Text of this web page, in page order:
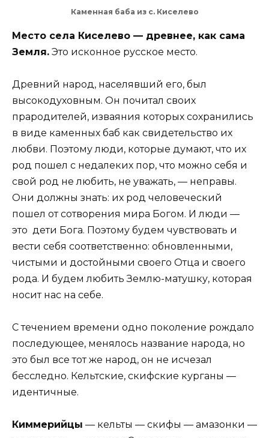
Каменная баба из с. Киселево
Место села Киселево — древнее, как сама
Земля. Это исконное русское место.
Древний народ, населявший его, был
высокодуховным. Он почитал своих
прародителей, изваяния которых сохранились
в виде каменных баб как свидетельство их
любви. Поэтому люди, которые думают, что их
род пошел с недалеких пор, что можно себя и
свой род не любить, не уважать, — неправы.
Они должны знать: их род человеческий
пошел от сотворения мира Богом. И люди —
это дети Бога. Поэтому будем чувствовать и
вести себя соответственно: обновленными,
чистыми и достойными своего Отца и своего
рода. И будем любить Землю-матушку, которая
носит нас на себе.
С течением времени одно поколение рождало
последующее, менялось название народа, но
это был все тот же народ, он не исчезал
бесследно. Кельтские, скифские курганы —
идентичные.
Киммерийцы — кельты — скифы — амазонки —